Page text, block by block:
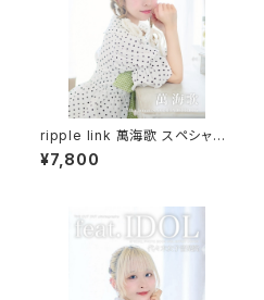
ripple link 萬海歌 スペシャル
フォトブック
¥7,800